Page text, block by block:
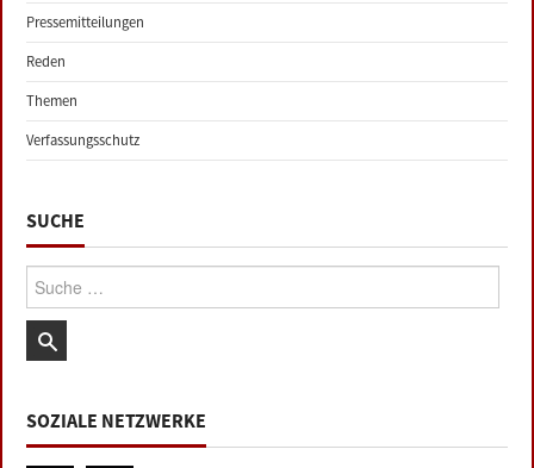
Pressemitteilungen
Reden
Themen
Verfassungsschutz
SUCHE
Suche:
SOZIALE NETZWERKE